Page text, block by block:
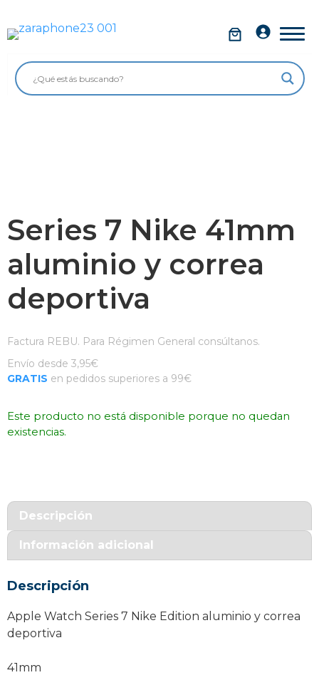
contenidoMóviles
Impolutos
Accesorios
Garantía Zaraphone
Series 7 Nike 41mm
aluminio y correa
deportiva
Factura REBU. Para Régimen General consúltanos.
Envío desde 3,95€
GRATIS en pedidos superiores a 99€
Este producto no está disponible porque no quedan
existencias.
Descripción
Información adicional
Descripción
Apple Watch Series 7 Nike Edition aluminio y correa
deportiva
41mm